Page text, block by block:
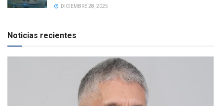
DICIEMBRE 28, 2025
Noticias recientes